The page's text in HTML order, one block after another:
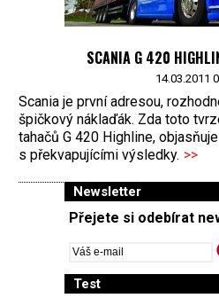
SCANIA G 420
14.03.2011
Scania je první adresou,
špičkový náklaďák. Zda toto
tahačů G 420 Highline,
s překvapujícími výsledky. >>
Newsletter
Přejete si odebírat
Test